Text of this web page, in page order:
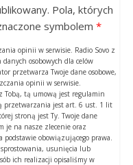
Pola, których
symbolem *
opinii w serwisie. Radio Sovo z
osobowych dla celów
przetwarza Twoje dane osobowe,
opinii w serwisie.
Tobą, tą umową jest regulamin
przetwarzania jest art. 6 ust. 1 lit
stroną jest Ty. Twoje dane
je na nasze zlecenie oraz
obowiązującego prawa.
usunięcia lub
ich realizacji opisaliśmy w